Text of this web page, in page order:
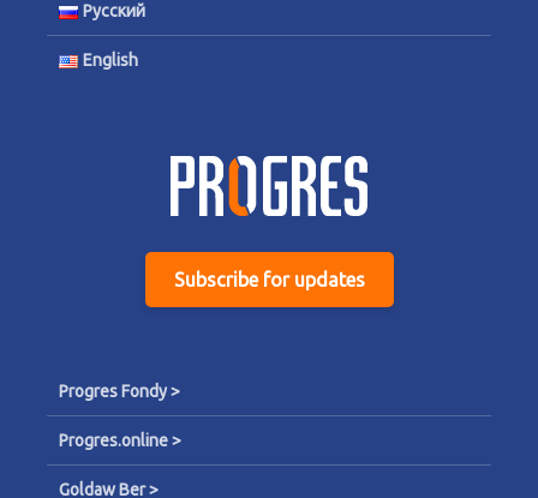
Русский
English
Subscribe for updates
Progres Fondy >
Progres.online >
Goldaw Ber >